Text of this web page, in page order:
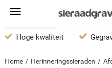
Hoge kwaliteit
Home / Herinneringssieraden /